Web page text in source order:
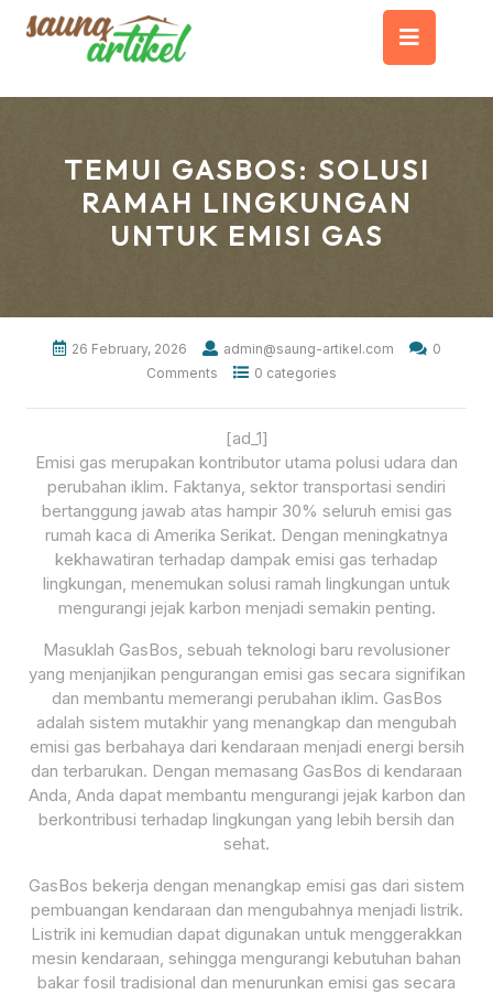
TEMUI GASBOS: SOLUSI
RAMAH LINGKUNGAN
UNTUK EMISI GAS
26 February, 2026 admin@saung-artikel.com
0
Comments
0 categories
[ad_1]
Emisi gas merupakan kontributor utama polusi udara dan
perubahan iklim. Faktanya, sektor transportasi sendiri
bertanggung jawab atas hampir 30% seluruh emisi gas
rumah kaca di Amerika Serikat. Dengan meningkatnya
kekhawatiran terhadap dampak emisi gas terhadap
lingkungan, menemukan solusi ramah lingkungan untuk
mengurangi jejak karbon menjadi semakin penting.
Masuklah GasBos, sebuah teknologi baru revolusioner
yang menjanjikan pengurangan emisi gas secara signifikan
dan membantu memerangi perubahan iklim. GasBos
adalah sistem mutakhir yang menangkap dan mengubah
emisi gas berbahaya dari kendaraan menjadi energi bersih
dan terbarukan. Dengan memasang GasBos di kendaraan
Anda, Anda dapat membantu mengurangi jejak karbon dan
berkontribusi terhadap lingkungan yang lebih bersih dan
sehat.
GasBos bekerja dengan menangkap emisi gas dari sistem
pembuangan kendaraan dan mengubahnya menjadi listrik.
Listrik ini kemudian dapat digunakan untuk menggerakkan
mesin kendaraan, sehingga mengurangi kebutuhan bahan
bakar fosil tradisional dan menurunkan emisi gas secara